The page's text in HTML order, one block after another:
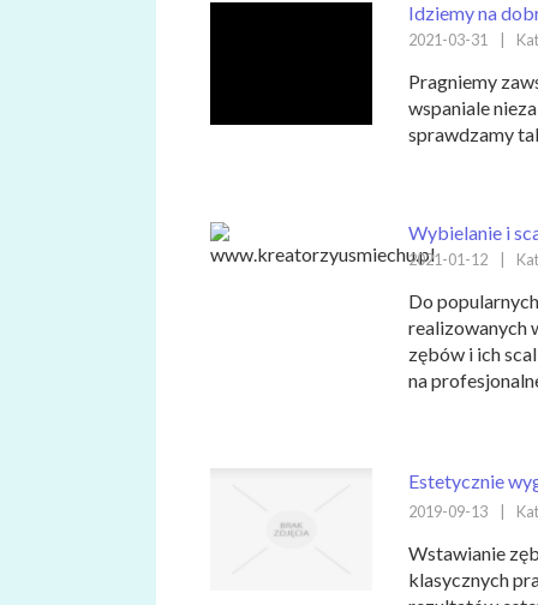
Idziemy na
2021-03-31
Pragniemy
wspaniale
sprawdzamy
Wybielanie i
2021-01-12
Do
realizowanych
zębów i ich
na
Estetycznie
2019-09-13
Wstawianie
klasycznych